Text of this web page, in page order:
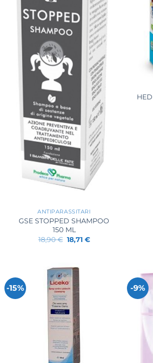
ANTIPARASSITARI
GSE STOPPED SHAMPOO
150 ML
18,90€ Il
prezzo
18,90 €.
18,71 €Il
-15% -9%